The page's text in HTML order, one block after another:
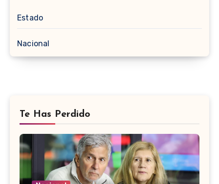
Estado
Nacional
Te Has Perdido